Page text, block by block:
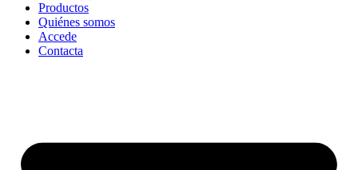
Productos
Quiénes somos
Accede
Contacta